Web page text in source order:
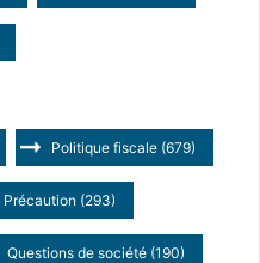
Politique fiscale (679)
Précaution (293)
Questions de société (190)